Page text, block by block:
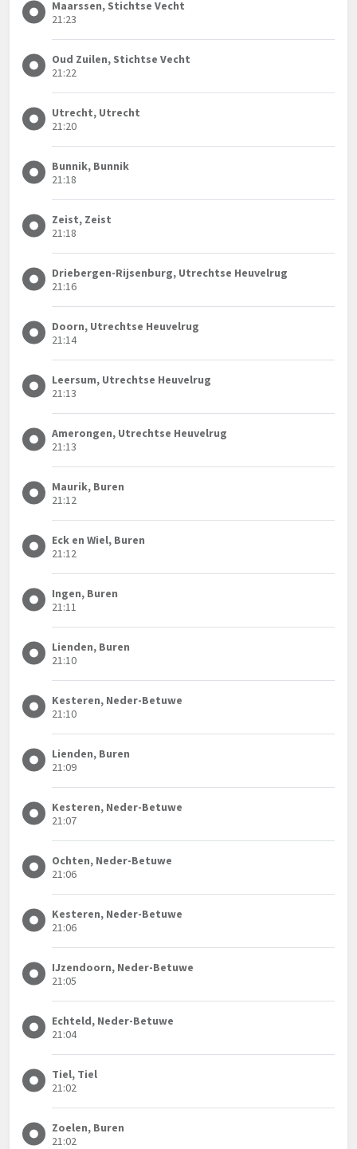
Maarssen, Stichtse Vecht
21:23
Oud Zuilen, Stichtse Vecht
21:22
Utrecht, Utrecht
21:20
Bunnik, Bunnik
21:18
Zeist, Zeist
21:18
Driebergen-Rijsenburg, Utrechtse Heuvelrug
21:16
Doorn, Utrechtse Heuvelrug
21:14
Leersum, Utrechtse Heuvelrug
21:13
Amerongen, Utrechtse Heuvelrug
21:13
Maurik, Buren
21:12
Eck en Wiel, Buren
21:12
Ingen, Buren
21:11
Lienden, Buren
21:10
Kesteren, Neder-Betuwe
21:10
Lienden, Buren
21:09
Kesteren, Neder-Betuwe
21:07
Ochten, Neder-Betuwe
21:06
Kesteren, Neder-Betuwe
21:06
IJzendoorn, Neder-Betuwe
21:05
Echteld, Neder-Betuwe
21:04
Tiel, Tiel
21:02
Zoelen, Buren
21:02